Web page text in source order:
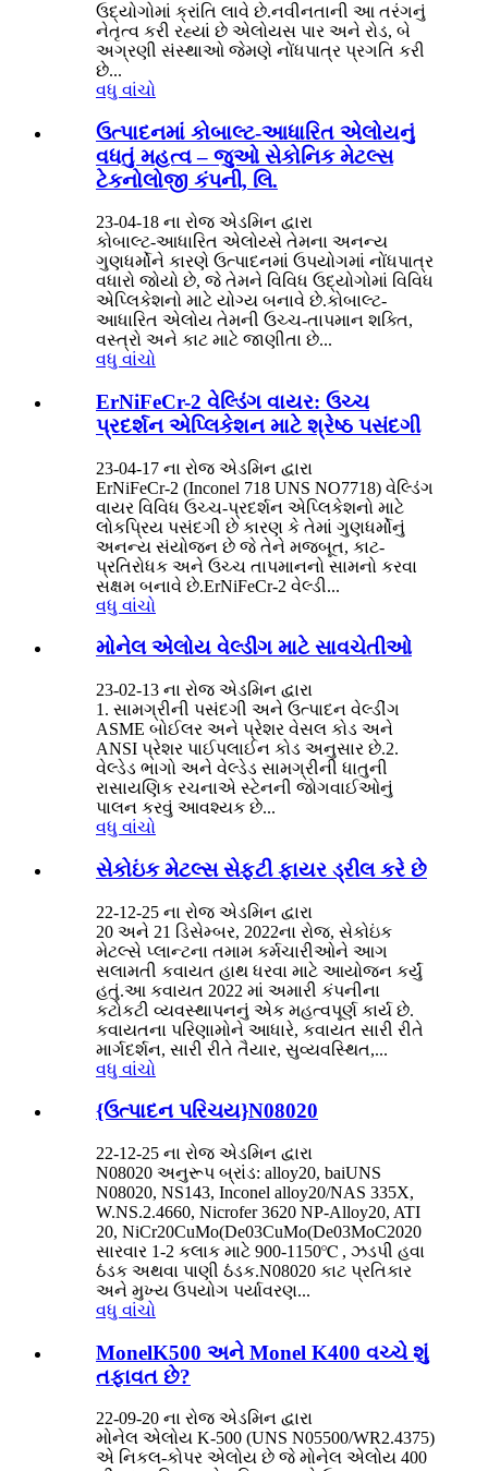
ઉદ્યોગોમાં ક્રાંતિ લાવે છે.નવીનતાની આ તરંગનું
નેતૃત્વ કરી રહ્યાં છે એલોયસ પાર અને રોડ, બે
અગ્રણી સંસ્થાઓ જેમણે નોંધપાત્ર પ્રગતિ કરી
છે...
વધુ વાંચો
ઉત્પાદનમાં કોબાલ્ટ-આધારિત એલોયનું
વધતું મહત્વ – જુઓ સેકોનિક મેટલ્સ
ટેકનોલોજી કંપની, લિ.
23-04-18 ના રોજ એડમિન દ્વારા
કોબાલ્ટ-આધારિત એલોય્સે તેમના અનન્ય
ગુણધર્મોને કારણે ઉત્પાદનમાં ઉપયોગમાં નોંધપાત્ર
વધારો જોયો છે, જે તેમને વિવિધ ઉદ્યોગોમાં વિવિધ
એપ્લિકેશનો માટે યોગ્ય બનાવે છે.કોબાલ્ટ-
આધારિત એલોય તેમની ઉચ્ચ-તાપમાન શક્તિ,
વસ્ત્રો અને કાટ માટે જાણીતા છે...
વધુ વાંચો
ErNiFeCr-2 વેલ્ડિંગ વાયર: ઉચ્ચ
પ્રદર્શન એપ્લિકેશન માટે શ્રેષ્ઠ પસંદગી
23-04-17 ના રોજ એડમિન દ્વારા
ErNiFeCr-2 (Inconel 718 UNS NO7718) વેલ્ડિંગ
વાયર વિવિધ ઉચ્ચ-પ્રદર્શન એપ્લિકેશનો માટે
લોકપ્રિય પસંદગી છે કારણ કે તેમાં ગુણધર્મોનું
અનન્ય સંયોજન છે જે તેને મજબૂત, કાટ-
પ્રતિરોધક અને ઉચ્ચ તાપમાનનો સામનો કરવા
સક્ષમ બનાવે છે.ErNiFeCr-2 વેલ્ડી...
વધુ વાંચો
મોનેલ એલોય વેલ્ડીંગ માટે સાવચેતીઓ
23-02-13 ના રોજ એડમિન દ્વારા
1. સામગ્રીની પસંદગી અને ઉત્પાદન વેલ્ડીંગ
ASME બોઈલર અને પ્રેશર વેસલ કોડ અને
ANSI પ્રેશર પાઈપલાઈન કોડ અનુસાર છે.2.
વેલ્ડેડ ભાગો અને વેલ્ડેડ સામગ્રીની ધાતુની
રાસાયણિક રચનાએ સ્ટેનની જોગવાઈઓનું
પાલન કરવું આવશ્યક છે...
વધુ વાંચો
સેકોઇંક મેટલ્સ સેફ્ટી ફાયર ડ્રીલ કરે છે
22-12-25 ના રોજ એડમિન દ્વારા
20 અને 21 ડિસેમ્બર, 2022ના રોજ, સેકોઇંક
મેટલ્સે પ્લાન્ટના તમામ કર્મચારીઓને આગ
સલામતી કવાયત હાથ ધરવા માટે આયોજન કર્યું
હતું.આ કવાયત 2022 માં અમારી કંપનીના
કટોકટી વ્યવસ્થાપનનું એક મહત્વપૂર્ણ કાર્ય છે.
કવાયતના પરિણામોને આધારે, કવાયત સારી રીતે
માર્ગદર્શન, સારી રીતે તૈયાર, સુવ્યવસ્થિત,...
વધુ વાંચો
{ઉત્પાદન પરિચય}N08020
22-12-25 ના રોજ એડમિન દ્વારા
N08020 અનુરૂપ બ્રાંડ: alloy20, baiUNS
N08020, NS143, Inconel alloy20/NAS 335X,
W.NS.2.4660, Nicrofer 3620 NP-Alloy20, ATI
20, NiCr20CuMo(De03CuMo(De03MoC2020
સારવાર 1-2 કલાક માટે 900-1150℃ , ઝડપી હવા
ઠંડક અથવા પાણી ઠંડક.N08020 કાટ પ્રતિકાર
અને મુખ્ય ઉપયોગ પર્યાવરણ...
વધુ વાંચો
MonelK500 અને Monel K400 વચ્ચે શું
તફાવત છે?
22-09-20 ના રોજ એડમિન દ્વારા
મોનેલ એલોય K-500 (UNS N05500/WR2.4375)
એ નિકલ-કોપર એલોય છે જે મોનેલ એલોય 400